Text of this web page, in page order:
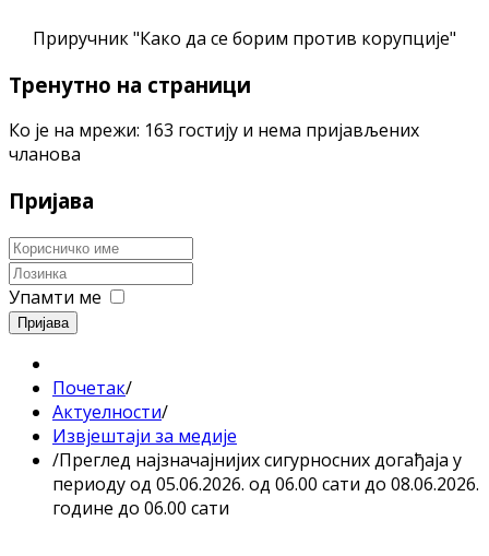
Приручник "Како да се борим против корупције"
Тренутно на страници
Ко је на мрежи: 163 гостију и нема пријављених
чланова
Пријава
Упамти ме
Пријава
Почетак/
Актуелности/
Извјештаји за медије
/Преглед најзначајнијих сигурносних догађаја у
периоду од 05.06.2026. од 06.00 сати до 08.06.2026.
године до 06.00 сати